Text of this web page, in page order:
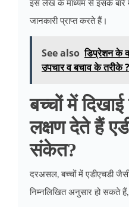
इस लेख के माध्यम से इसके बारे
जानकारी प्राप्त करते हैं।
See also डिप्रेशन के
उपचार व बचाव के तरीके ?
बच्चों में
लक्षण देते हैं
संकेत?
दरअसल, बच्चों में एडीएचडी
निम्नलिखित अनुसार हो सकते